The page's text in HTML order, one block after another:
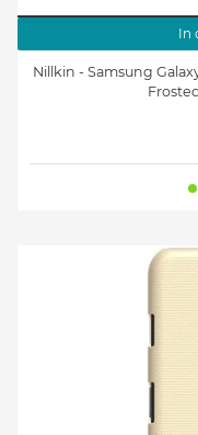
In
Nillkin - Samsung